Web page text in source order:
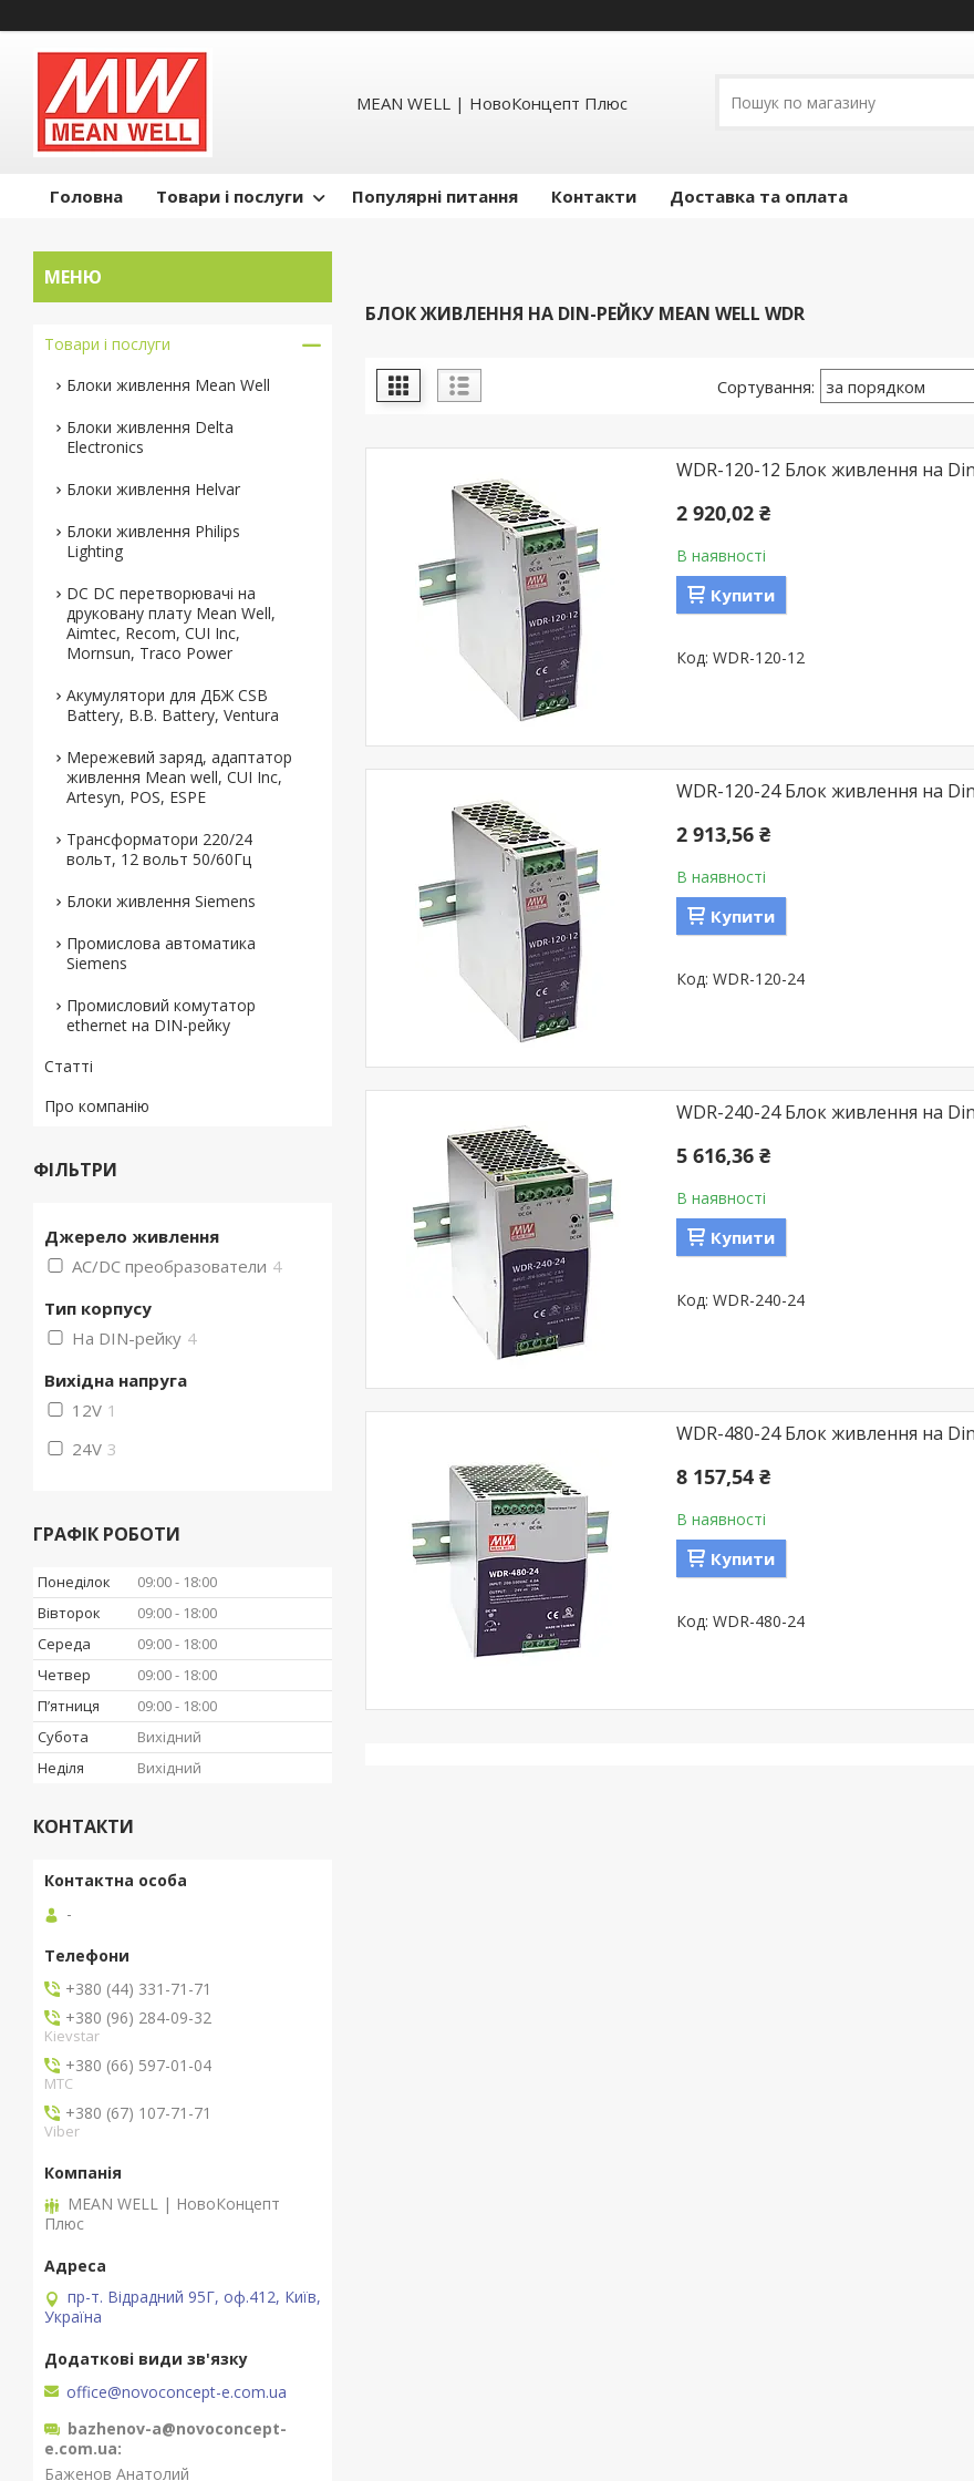
MEAN WELL | НовоКонцепт Плюс
Головна Товари і послуги Популярні питання Контакти Доставка та оплата
БЛОК ЖИВЛЕННЯ НА DIN-РЕЙКУ MEAN WELL WDR
WDR-120-12 Блок живлення на
2 920,02 ₴
В наявності
Купити
WDR-120-12
WDR-120-24 Блок живлення на
2 913,56 ₴
В наявності
Купити
WDR-120-24
WDR-240-24 Блок живлення на
5 616,36 ₴
В наявності
Купити
WDR-240-24
WDR-480-24 Блок живлення на
8 157,54 ₴
В наявності
Купити
WDR-480-24
Товари і послуги
Блоки живлення Mean Well
Блоки живлення Delta
Electronics
Блоки живлення Helvar
Блоки живлення Philips
Lighting
DC DC перетворювачі на
друковану плату Mean Well,
Aimtec, Recom, CUI Inc,
Mornsun, Traco Power
Акумулятори для ДБЖ CSB
Battery, B.B. Battery, Ventura
Мережевий заряд, адаптатор
живлення Mean well, CUI Inc,
Artesyn, POS, ESPE
Трансформатори 220/24
вольт, 12 вольт 50/60Гц
Блоки живлення Siemens
Промислова автоматика
Siemens
Промисловий комутатор
ethernet на DIN-рейку
Статті
Про компанію
ФІЛЬТРИ
Джерело живлення
AC/DC преобразователи 4
Тип корпусу
На DIN-рейку 4
Вихідна напруга
12V 1
24V 3
ГРАФІК РОБОТИ
Понеділок 09:00
18:00
Вівторок
09:00
18:00
Середа
09:00
18:00
Четвер
09:00
18:00
Пʼятниця
09:00
18:00
Субота
Вихідний
Неділя
Вихідний
КОНТАКТИ
-
+380 (44) 331-71-71
+380 (96) 284-09-32
Kievstar
+380 (66) 597-01-04
MTC
+380 (67) 107-71-71
Viber
MEAN WELL | НовоКонцепт
Плюс
пр-т. Відрадний 95Г, оф.412, Київ,
Україна
office@novoconcept-e.com.ua
bazhenov-a@novoconcept-
e.com.ua
Баженов Анатолий